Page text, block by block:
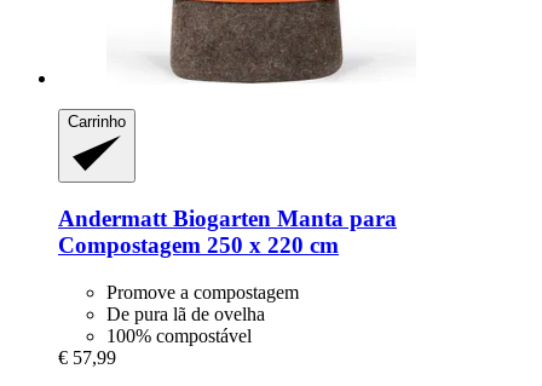
Carrinho
Andermatt Biogarten Manta para
Compostagem 250 x 220 cm
Promove a compostagem
De pura lã de ovelha
100% compostável
€ 57,99